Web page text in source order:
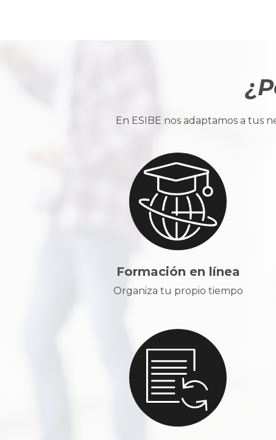
En ESIBE nos adaptamos a tus
Formación en línea
Organiza tu propio tiempo